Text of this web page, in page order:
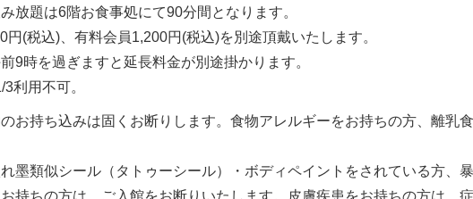
放題は6階お食事処にて90分間となります。
(税込)、有料会員1,200円(税込)を別途頂戴いたします。
9時を過ぎますと延長料金が別途掛かります。
利用不可。
お持ち込みは固くお断りします。食物アレルギーをお持ちの方、離乳
墨類似シール（タトゥーシール）・ボディペイントをされている方、